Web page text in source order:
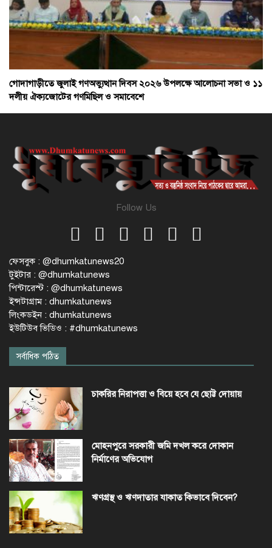
গোদাগাড়ীতে জুলাই গণঅভ্যুত্থান দিবস ২০২৬ উপলক্ষে আলোচনা সভা ও ১১
দলীয় ঐক্যজোটের গণমিছিল ও সমাবেশে
Follow Us
ফেসবুক : @dhumkatunews20
টুইটার : @dhumkatunews
পিন্টারেস্ট : @dhumkatunews
ইন্সটাগ্রাম : dhumkatunews
লিংকডইন : dhumkatunews
ইউটিউব ভিডিও : #dhumkatunews
সর্বাধিক পঠিত
চাকরির নিরাপত্তা ও বিয়ে হবে যে ছোট্ট দোয়ায়
মোহনপুরে সরকারী জমি দখল করে দোকান
নির্মাণের অভিযোগ
ঋণগ্রস্থ ও ঋণদাতার যাকাত কিভাবে দিবেন?